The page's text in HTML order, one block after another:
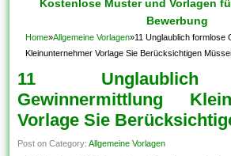
Kostenlose Muster und Vorlagen
Bewerbung
Home»Allgemeine Vorlagen»11 Unglaublich formlose
Kleinunternehmer Vorlage Sie Berücksichtigen
11 Unglaublich
Gewinnermittlung
Vorlage Sie
Post on Category:Allgemeine Vorlagen